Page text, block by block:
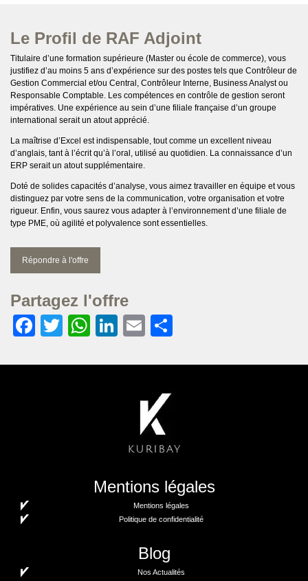
Le Profil de RAF Adjoint
Titulaire d’une formation supérieure (Master ou école de commerce), vous
justifiez d’au moins 5 ans d’expérience sur des postes tels que Contrôleur de
Gestion Commercial et/ou Central, Contrôleur Interne, Business Analyst ou
Responsable Comptable. Les compétences en contrôle de gestion seront
impératives. Une expérience au sein d’une filiale française d’un groupe
international serait un atout apprécié.
La maîtrise d’Excel est indispensable, tout comme un excellent niveau
d’anglais, tant à l’écrit qu’à l’oral, utilisé au quotidien. La connaissance d’un
ERP serait un atout supplémentaire.
Doté de solides capacités d’analyse, vous aimez travailler en équipe et vous
distinguez par votre sens de la communication, votre organisation et votre
rigueur. Enfin, vous saurez vous adapter à l’environnement d’une filiale de
type PME, où agilité et polyvalence sont essentielles.
Répondre à l'offre
Partagez l'offre
Facebook
TwitterWhatsApp
LinkedIn
Email
Mentions légales
Mentions légales
Politique de confidentialité
Blog
Nos Actualités